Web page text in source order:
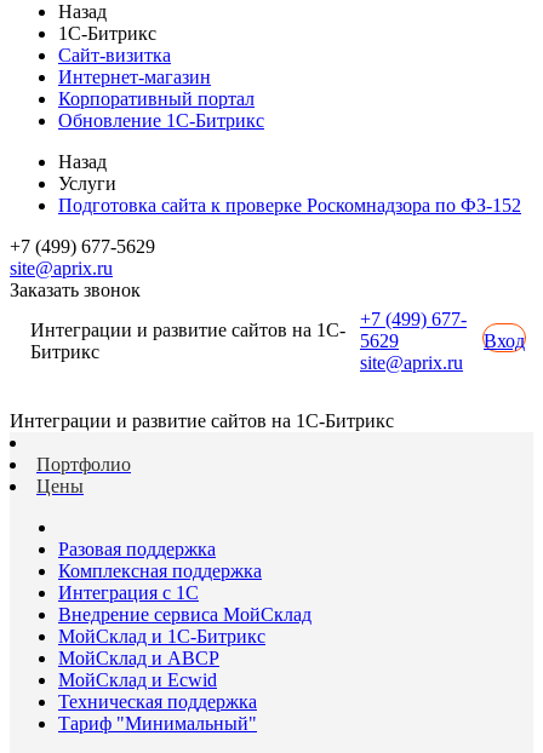
Назад
1С-Битрикс
Сайт-визитка
Интернет-магазин
Корпоративный портал
Обновление 1С-Битрикс
Назад
Услуги
Подготовка сайта к проверке Роскомнадзора по ФЗ-152
+7 (499) 677-5629
site@aprix.ru
Заказать звонок
Интеграции и развитие сайтов на 1С-
Битрикс
+7 (499) 677-
5629
site@aprix.ru
Вход
Интеграции и развитие сайтов на 1С-Битрикс
Портфолио
Цены
Разовая поддержка
Комплексная поддержка
Интеграция с 1С
Внедрение сервиса МойСклад
МойСклад и 1С-Битрикс
МойСклад и ABCP
МойСклад и Ecwid
Техническая поддержка
Тариф "Минимальный"